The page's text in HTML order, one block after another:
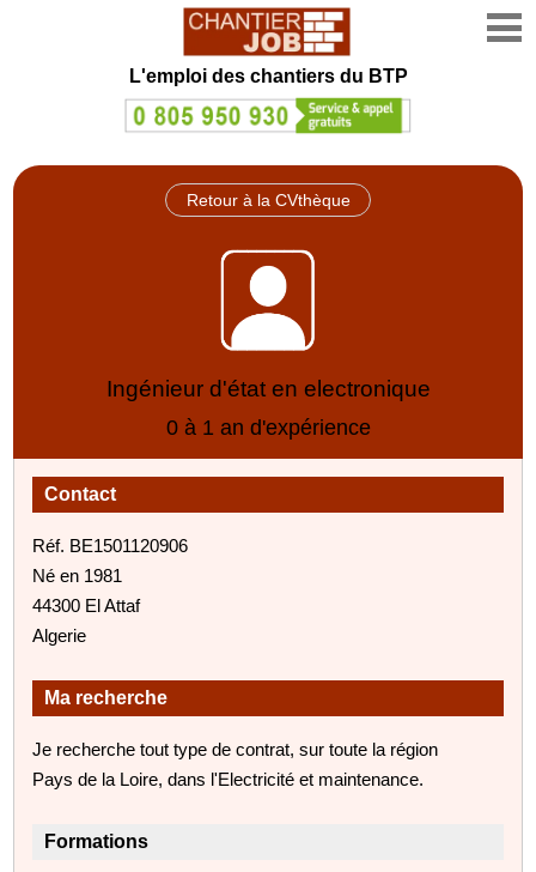
L'emploi des chantiers du BTP
Retour à la CVthèque
Ingénieur d'état en electronique
0 à 1 an d'expérience
Contact
Réf. BE1501120906
Né en 1981
44300 El Attaf
Algerie
Ma recherche
Je recherche tout type de contrat, sur toute la région
Pays de la Loire, dans l'Electricité et maintenance.
Formations